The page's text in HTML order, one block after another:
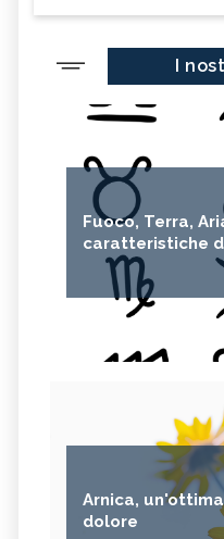
I
Fuoco, Terra,
caratteristiche
Arnica,
dolore